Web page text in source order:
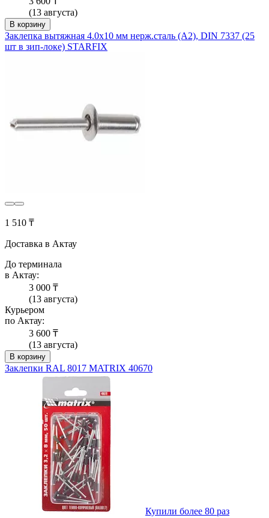
(13 августа)
В корзину
Заклепка вытяжная 4.0х10 мм нерж.сталь (А2), DIN 7337 (25
шт в зип-локе) STARFIX
1 510 ₸
Доставка в Актау
До терминала
в Актау:
3 000 ₸
(13 августа)
Курьером
по Актау:
3 600 ₸
(13 августа)
В корзину
Заклепки RAL 8017 MATRIX 40670
Купили более 80 раз